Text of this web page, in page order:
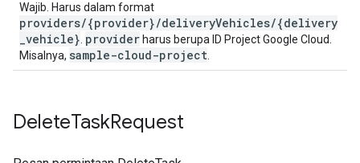
Wajib. Harus dalam format
providers/{provider}/deliveryVehicles/{delivery
_vehicle} provider harus berupa ID Project Google Cloud.
Misalnya, sample-cloud-project
DeleteTaskRequest